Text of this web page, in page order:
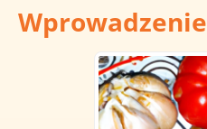
Wprowadzenie